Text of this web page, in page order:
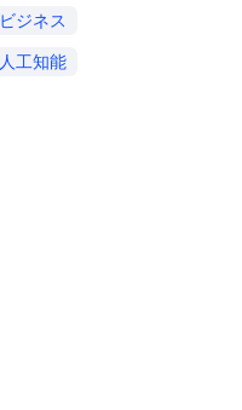
ビジネス
人工知能